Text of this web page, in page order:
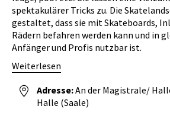
spektakulärer Tricks zu. Die
gestaltet, dass sie mit Skateboards,
Rädern befahren werden kann und in
Anfänger und Profis nutzbar ist.
Weiterlesen
Adresse:An der Magistrale/
Halle (Saale)